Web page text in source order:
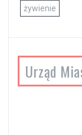
żywienie
Urząd